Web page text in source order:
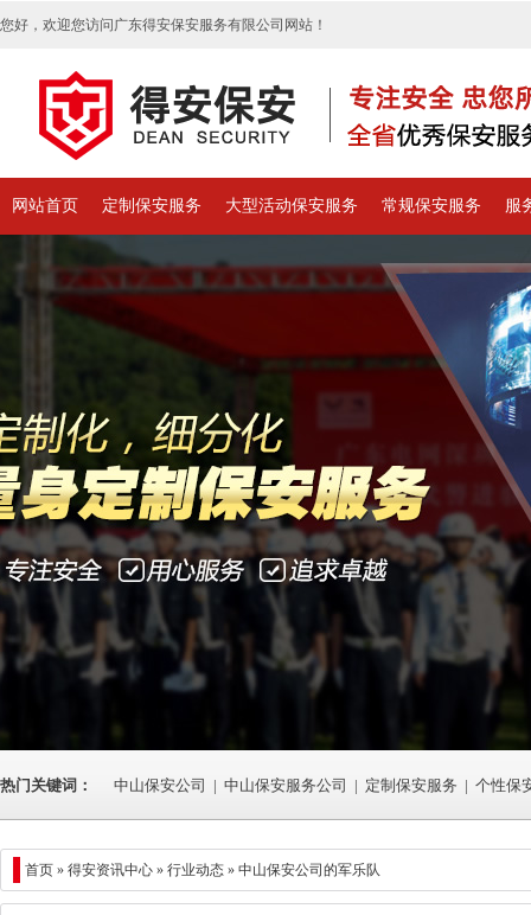
您好，欢迎您访问广东得安保安服务有限公司网站！
网站首页 定制保安服务 大型活动保安服务 常规保安服务 服
热门关键词： 中山保安公司 | 中山保安服务公司 | 定制保安服务 | 个性保
首页 » 得安资讯中心 » 行业动态 » 中山保安公司的军乐队